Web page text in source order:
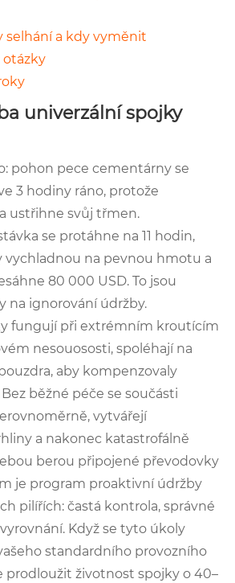
selhání a kdy vyměnit
otázky
univerzální spojky
pohon pece cementárny se
3 hodiny ráno, protože
ustřihne svůj třmen.
se protáhne na 11 hodin,
vychladnou na pevnou hmotu a
80 000 USD. To jsou
na ignorování údržby.
fungují při extrémním kroutícím
nesouososti, spoléhají na
aby kompenzovaly
běžné péče se součásti
vytvářejí
a nakonec katastrofálně
berou připojené převodovky
je program proaktivní údržby
pilířích: častá kontrola, správné
Když se tyto úkoly
standardního provozního
prodloužit životnost spojky o 40–